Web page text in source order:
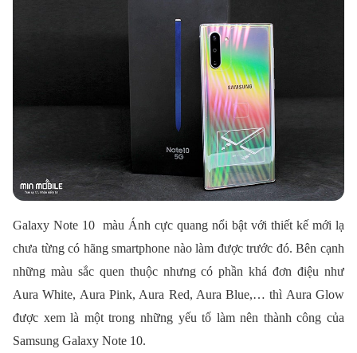
Galaxy Note 10 màu Ánh cực quang nổi bật với thiết kế mới lạ
chưa từng có hãng smartphone nào làm được trước đó. Bên cạnh
những màu sắc quen thuộc nhưng có phần khá đơn điệu như
Aura White, Aura Pink, Aura Red, Aura Blue,… thì Aura Glow
được xem là một trong những yếu tố làm nên thành công của
Samsung Galaxy Note 10.